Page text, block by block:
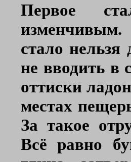
Первое
стало нельзя
не вводить в
оттиски
местах
За такое
Всё равно